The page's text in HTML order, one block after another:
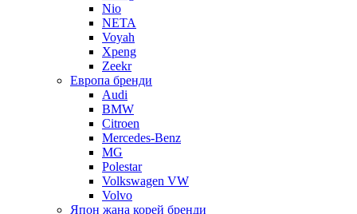
Nio
NETA
Voyah
Xpeng
Zeekr
Европа бренди
Audi
BMW
Citroen
Mercedes-Benz
MG
Polestar
Volkswagen VW
Volvo
Япон жана корей бренди